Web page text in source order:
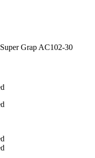
Super Grap AC102-30